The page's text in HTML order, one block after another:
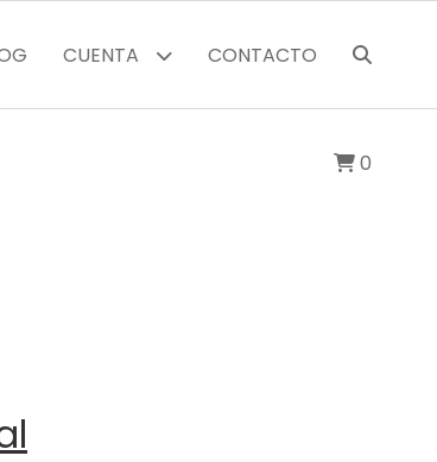
CUENTA CONTACTO
0